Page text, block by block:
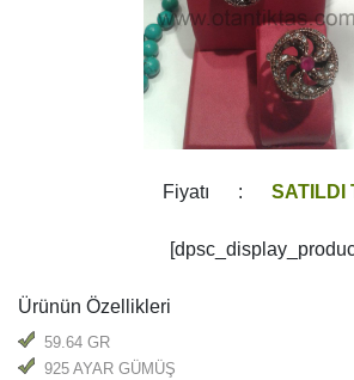
Fiyatı : SATILDI
Ürünün Özellikleri
59.64 GR
925 AYAR GÜMÜŞ